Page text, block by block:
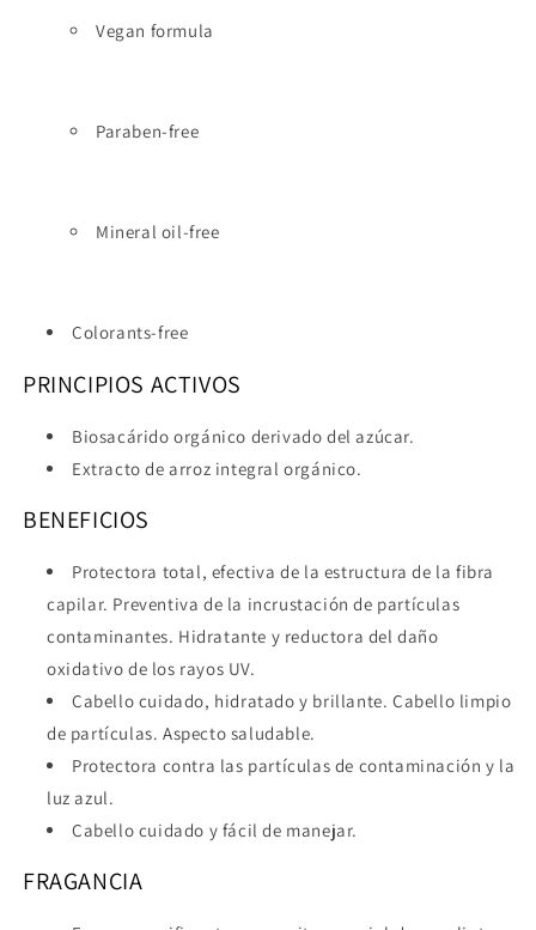
Vegan formula
Paraben-free
Mineral oil-free
Colorants-free
PRINCIPIOS ACTIVOS
Biosacárido orgánico derivado del azúcar.
Extracto de arroz integral orgánico.
BENEFICIOS
Protectora total, efectiva de la estructura de la fibra
capilar. Preventiva de la incrustación de partículas
contaminantes. Hidratante y reductora del daño
oxidativo de los rayos UV.
Cabello cuidado, hidratado y brillante. Cabello limpio
de partículas. Aspecto saludable.
Protectora contra las partículas de contaminación y la
luz azul.
Cabello cuidado y fácil de manejar.
FRAGANCIA